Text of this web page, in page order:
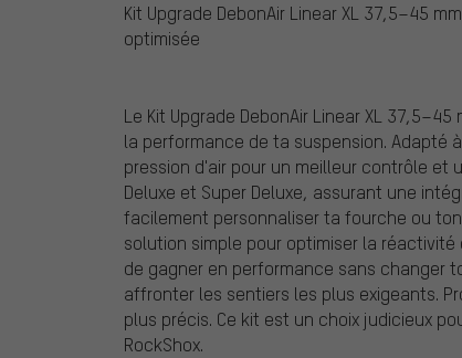
Kit Upgrade DebonAir Linear XL 37,5–45
optimisée
Le Kit Upgrade DebonAir Linear XL
la performance de ta suspension.
pression d'air pour un meilleur contrôle et
Deluxe et Super Deluxe, assurant une
facilement personnaliser ta fourche ou
solution simple pour optimiser la
de gagner en performance sans changer
affronter les sentiers les plus exigeants.
plus précis. Ce kit est un choix judicieux
RockShox.